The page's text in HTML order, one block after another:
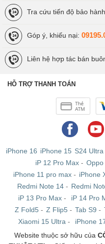
Tra cứu tiến độ bảo
Góp ý, khiếu nại:
Liên hệ hợp tác bán
HỖ TRỢ THANH TOÁN
iPhone 16 iPhone 15 S24 Ultra
iP 12 Pro Max- Oppo
iPhone 11 pro max- iPhone
Redmi Note 14 - Redmi
iP 13 Pro Max - iP 14 Pro
Z Fold5 - Z Flip5 - Tab S9 -
Xiaomi 15 Ultra - iPhone
Website thuộc sở hữu của